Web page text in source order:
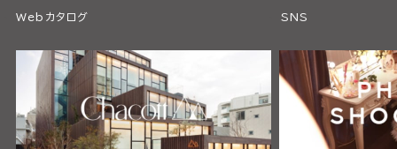
Webカタログ SNS